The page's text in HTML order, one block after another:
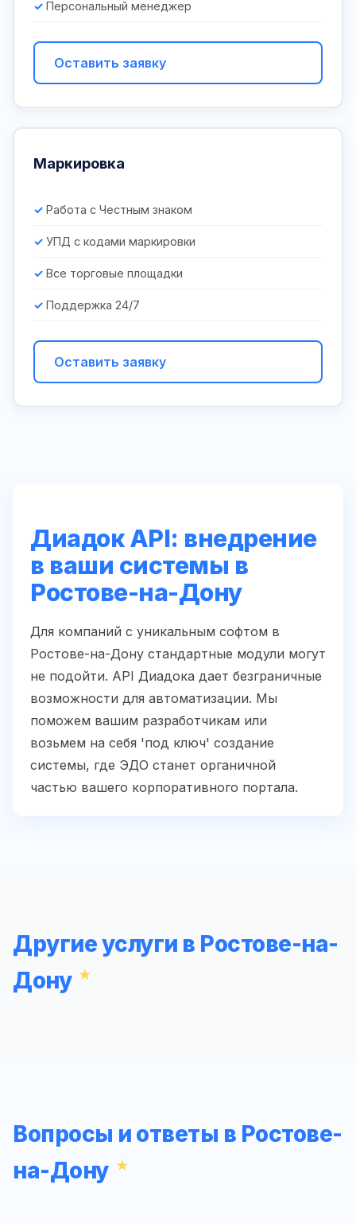
Персональный менеджер
Оставить заявку
Маркировка
Работа с Честным знаком
УПД с кодами маркировки
Все торговые площадки
Поддержка 24/7
Оставить заявку
Диадок API: внедрение
в ваши системы в
Ростове-на-Дону
Для компаний с уникальным софтом в
Ростове-на-Дону стандартные модули могут
не подойти. API Диадока дает безграничные
возможности для автоматизации. Мы
поможем вашим разработчикам или
возьмем на себя 'под ключ' создание
системы, где ЭДО станет органичной
частью вашего корпоративного портала.
Другие услуги в Ростове-на-
Дону
Вопросы и ответы в Ростове-
на-Дону